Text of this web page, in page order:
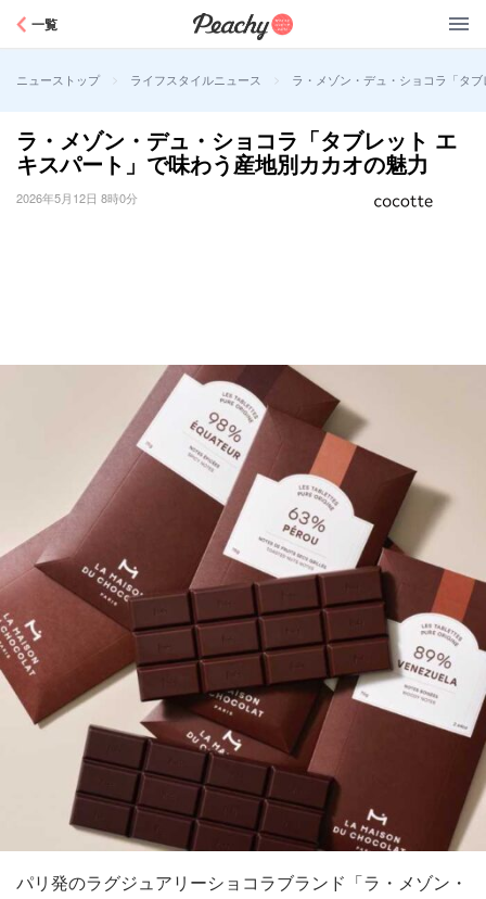
一覧
ニューストップ > ライフスタイルニュース > ラ・メゾン・デュ・ショコラ「タ
ラ・メゾン・デュ・ショコラ「タブレット エ
キスパート」で味わう産地別カカオの魅力
2026年5月12日 8時0分
パリ発のラグジュアリーショコラブランド「ラ・メゾン・